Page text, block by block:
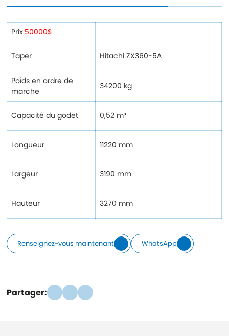
Prix:50000$
Taper Hitachi ZX360-5A
Poids en ordre de
marche
34200 kg
Capacité du godet 0,52 m³
Longueur 11220 mm
Largeur 3190 mm
Hauteur 3270 mm
Renseignez-vous maintenant WhatsApp
Partager: